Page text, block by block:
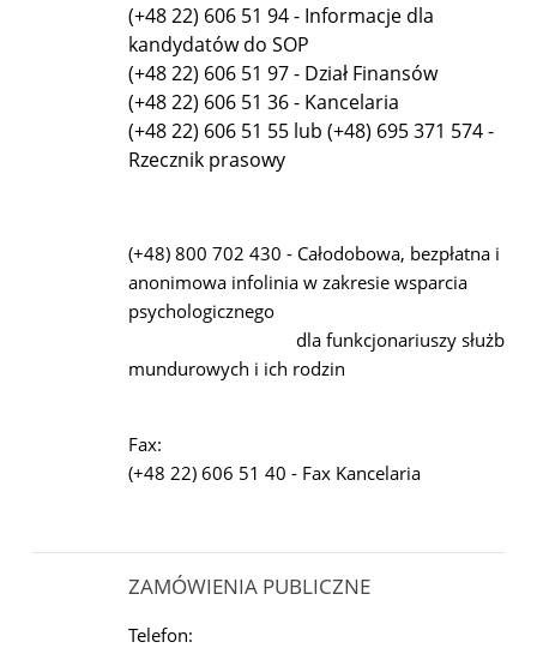
(+48 22) 606 51 94 - Informacje dla
kandydatów do SOP
(+48 22) 606 51 97 - Dział Finansów
(+48 22) 606 51 36 - Kancelaria
(+48 22) 606 51 55 lub (+48) 695 371 574 -
Rzecznik prasowy
(+48) 800 702 430 - Całodobowa, bezpłatna i
anonimowa infolinia w zakresie wsparcia
psychologicznego
dla funkcjonariuszy służb
mundurowych i ich rodzin
Fax:
(+48 22) 606 51 40 - Fax Kancelaria
ZAMÓWIENIA PUBLICZNE
Telefon: